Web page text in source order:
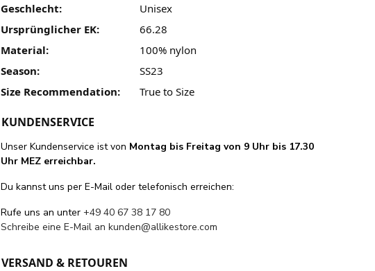
Geschlecht:
Unisex
Ursprünglicher EK:
66.28
Material:
100% nylon
Season:
SS23
Size Recommendation:
True to Size
KUNDENSERVICE
Unser Kundenservice ist von Montag bis Freitag von 9 Uhr bis 17.30
Uhr MEZ erreichbar.
Du kannst uns per E-Mail oder telefonisch erreichen:
Rufe uns an unter+49 40 67 38 17 80
Schreibe eine E-Mail ankunden@allikestore.com
VERSAND & RETOUREN